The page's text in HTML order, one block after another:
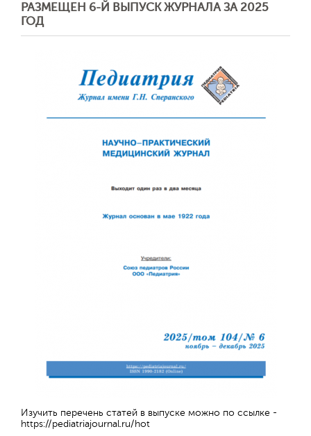
РАЗМЕЩЕН 6-Й ВЫПУСК ЖУРНАЛА ЗА 2025
ГОД
Изучить перечень статей в выпуске можно по ссылке -
https://pediatriajournal.ru/hot